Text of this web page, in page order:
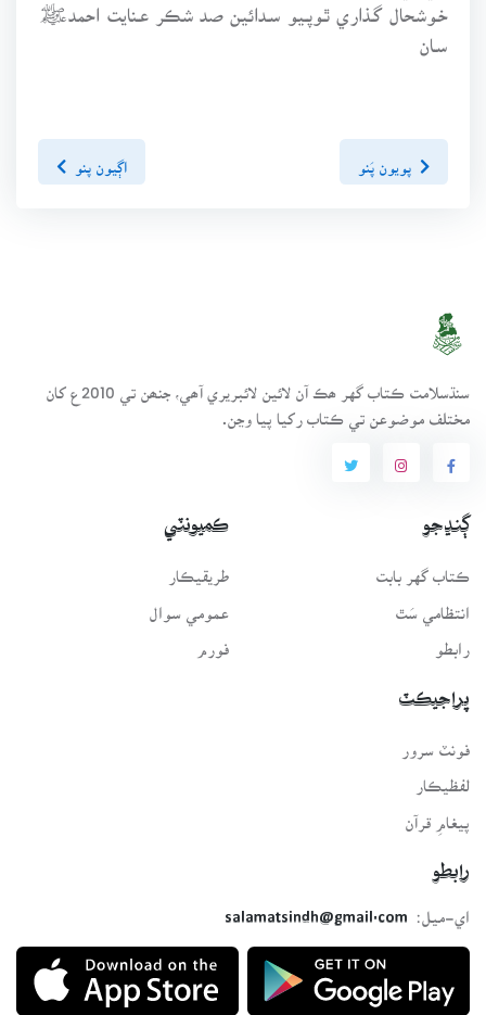
خـوشحال گـذاري ٿـوپـيو سـدائين صد شڪر عـنايت احمدﷺ
سـان
پويون پَنو اڳيون پنو
سنڌسلامت ڪتاب گهر ھڪ آن لائين لائبريري آھي، جنھن تي 2010ع کان
مختلف موضوعن تي ڪتاب رکيا پيا وڃن.
ڳنڍجو
ڪتاب گهر بابت
انتظامي سَٿ
رابطو
ڪميونٽي
طريقيڪار
عمومي سوال
فورم
پراجيڪٽ
لفظيڪار
پيغامِ قرآن
رابطو
اي-ميل:
salamatsindh@gmail.com